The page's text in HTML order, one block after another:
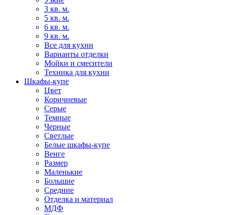
3 кв. м.
5 кв. м.
6 кв. м.
9 кв. м.
Все для кухни
Варианты отделки
Мойки и смесители
Техника для кухни
Шкафы-купе
Цвет
Коричневые
Серые
Темные
Черные
Светлые
Белые шкафы-купе
Венге
Размер
Маленькие
Большие
Средние
Отделка и материал
МДФ